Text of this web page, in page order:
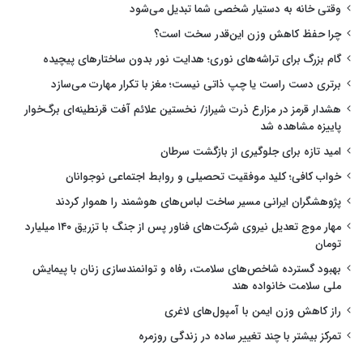
وقتی خانه به دستیار شخصی شما تبدیل می‌شود
چرا حفظ کاهش وزن این‌قدر سخت است؟
گام بزرگ برای تراشه‌های نوری؛ هدایت نور بدون ساختارهای پیچیده
برتری دست راست یا چپ ذاتی نیست؛ مغز با تکرار مهارت می‌سازد
هشدار قرمز در مزارع ذرت شیراز/ نخستین علائم آفت قرنطینه‌ای برگ‌خوار
پاییزه مشاهده شد
امید تازه برای جلوگیری از بازگشت سرطان
خواب کافی؛ کلید موفقیت تحصیلی و روابط اجتماعی نوجوانان
پژوهشگران ایرانی مسیر ساخت لباس‌های هوشمند را هموار کردند
مهار موج تعدیل نیروی شرکت‌های فناور پس از جنگ با تزریق ۱۴۰ میلیارد
تومان
بهبود گسترده شاخص‌های سلامت، رفاه و توانمندسازی زنان با پیمایش
ملی سلامت خانواده هند
راز کاهش وزن ایمن با آمپول‌های لاغری
تمرکز بیشتر با چند تغییر ساده در زندگی روزمره